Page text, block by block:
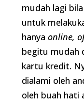
mudah lagi
untuk
hanya online,
begitu mudah
kartu kredit.
dialami oleh
oleh buah hati